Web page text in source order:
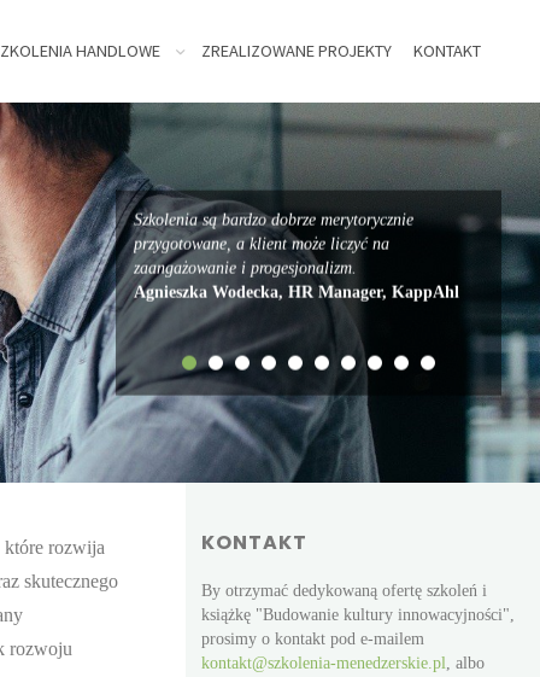
HANDLOWE ZREALIZOWANE PROJEKTY KONTAKT
Szkolenia są bardzo dobrze merytorycznie
przygotowane, a klient może liczyć na
zaangażowanie i progesjonalizm.
Agnieszka Wodecka, HR Manager, KappAhl
które rozwija
skutecznego
rozwoju
KONTAKT
By otrzymać dedykowaną ofertę szkoleń i
książkę "Budowanie kultury innowacyjności",
prosimy o kontakt pod e-mailem
kontakt@szkolenia-menedzerskie.pl, albo